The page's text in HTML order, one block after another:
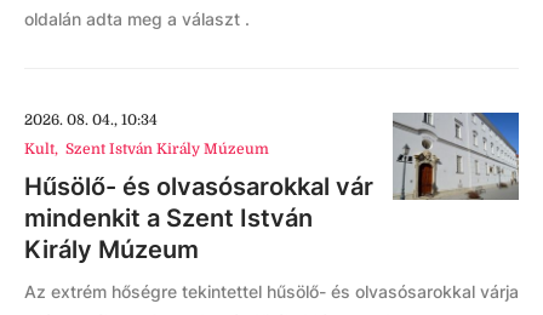
oldalán adta meg a választ .
2026. 08. 04., 10:34
Kult, Szent István Király Múzeum
Hűsölő- és olvasósarokkal vár
mindenkit a Szent István
Király Múzeum
Az extrém hőségre tekintettel hűsölő- és olvasósarokkal várja